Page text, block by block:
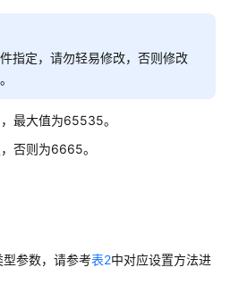
指定，请勿轻易修改，否则修改
最大值为65535。
否则为6665。
型参数，请参考表2中对应设置方法进